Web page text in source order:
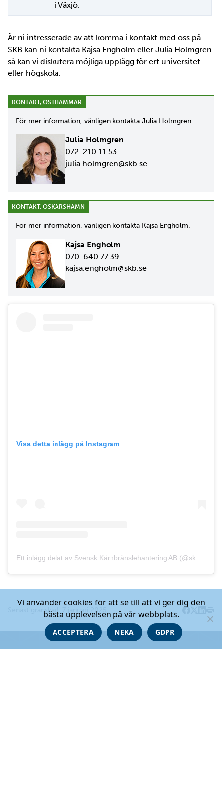
i Växjö.
Är ni intresserade av att komma i kontakt med oss på
SKB kan ni kontakta Kajsa Engholm eller Julia Holmgren
så kan vi diskutera möjliga upplägg för ert universitet
eller högskola.
KONTAKT, ÖSTHAMMAR
För mer information, vänligen kontakta Julia Holmgren.
Julia Holmgren
072-210 11 53
julia.holmgren@skb.se
KONTAKT, OSKARSHAMN
För mer information, vänligen kontakta Kajsa Engholm.
Kajsa Engholm
070-640 77 39
kajsa.engholm@skb.se
Visa detta inlägg på Instagram
Senast granskad: 7 januari 2025
Dela på
DelaDela
Vi använder cookies för att se till att vi ger dig den
bästa upplevelsen på vår webbplats.
ACCEPTERA NEKA GDPR